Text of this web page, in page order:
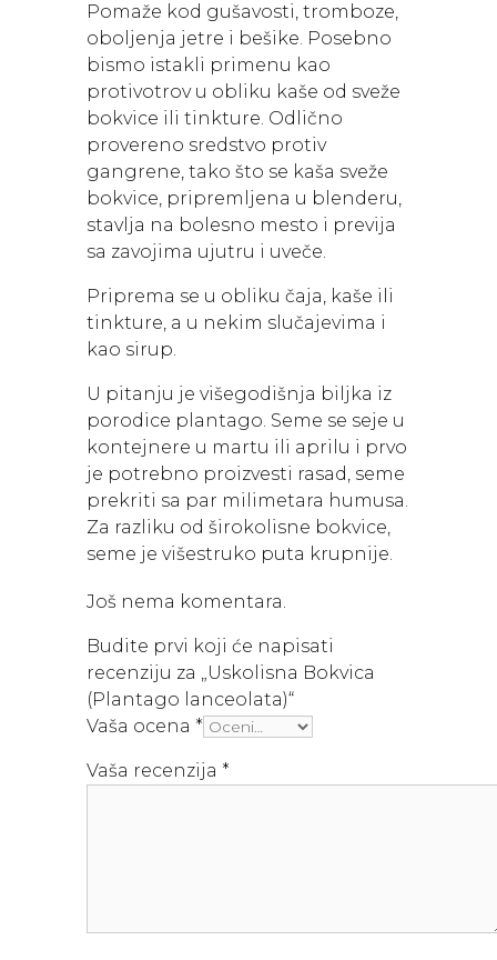
Pomaže kod gušavosti, tromboze,
oboljenja jetre i bešike. Posebno
bismo istakli primenu kao
protivotrov u obliku kaše od sveže
bokvice ili tinkture. Odlično
provereno sredstvo protiv
gangrene, tako što se kaša sveže
bokvice, pripremljena u blenderu,
stavlja na bolesno mesto i previja
sa zavojima ujutru i uveče.
Priprema se u obliku čaja, kaše ili
tinkture, a u nekim slučajevima i
kao sirup.
U pitanju je višegodišnja biljka iz
porodice plantago. Seme se seje u
kontejnere u martu ili aprilu i prvo
je potrebno proizvesti rasad, seme
prekriti sa par milimetara humusa.
Za razliku od širokolisne bokvice,
seme je višestruko puta krupnije.
Još nema komentara.
Budite prvi koji će napisati
recenziju za „Uskolisna Bokvica
(Plantago lanceolata)“
Vaša ocena *
Vaša recenzija *